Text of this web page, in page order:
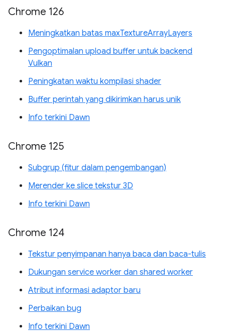
Chrome 126
Meningkatkan batas maxTextureArrayLayers
Pengoptimalan upload buffer untuk backend
Vulkan
Peningkatan waktu kompilasi shader
Buffer perintah yang dikirimkan harus unik
Info terkini Dawn
Chrome 125
Subgrup (fitur dalam pengembangan)
Merender ke slice tekstur 3D
Info terkini Dawn
Chrome 124
Tekstur penyimpanan hanya baca dan baca-tulis
Dukungan service worker dan shared worker
Atribut informasi adaptor baru
Perbaikan bug
Info terkini Dawn